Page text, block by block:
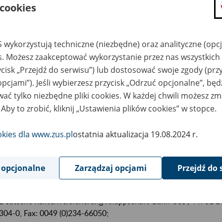
członków rodzin tych osób,
ze względu na miejsce zamieszkania w Polsce nie otrzymały
w getcie na podstawie niemieckich przepisów
prawa do niemieckiego świadczenia z tytułu zatrudnienia w
następuje na wniosek osoby zainteresowanej. Niezależnie
renta zgodnie z Ustawą ZRBG będzie wypłacana od
emerytury/renty, jednak najwcześniej od dnia 01.07.1997
rozpatrywania wniosków, wydawania decyzji oraz wypłaty
trzy niemieckie instytucje ubezpieczeniowe:
Deutsche Rentenversicherung Berlin-Brandenburg,
Rentenversicherung Knappschaft-Bahn-See, 44781
304-0, Fax: 0049 (0)234-66050;
wykorzystują techniczne (niezbędne) oraz analityczne
Możesz zaakceptować wykorzystanie przez nas
„Przejdź do serwisu”) lub dostosować swoje zgody
Jeśli wybierzesz przycisk „Odrzuć opcjonalne”,
tylko niezbędne pliki cookies. W każdej chwili możesz
to zrobić, kliknij „Ustawienia plików cookies” w stopce.
dla www.zus.plostatnia aktualizacja 19.08.2024 r.
Zarządzaj opcjami Przejdź do